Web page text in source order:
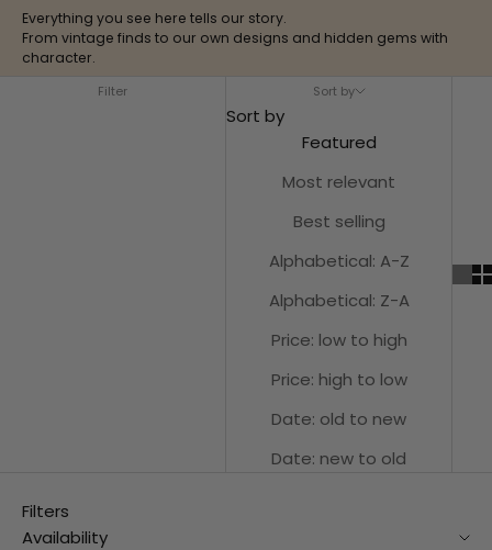
Everything you see here tells our story.
From vintage finds to our own designs and hidden gems with
character.
Filter Sort by
Sort by
Featured
Most relevant
Best selling
Alphabetical: A-Z
Alphabetical: Z-A
Price: low to high
Price: high to low
Date: old to new
Date: new to old
Filters
Availability